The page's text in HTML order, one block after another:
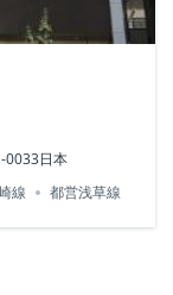
0033日本
線 都営浅草線